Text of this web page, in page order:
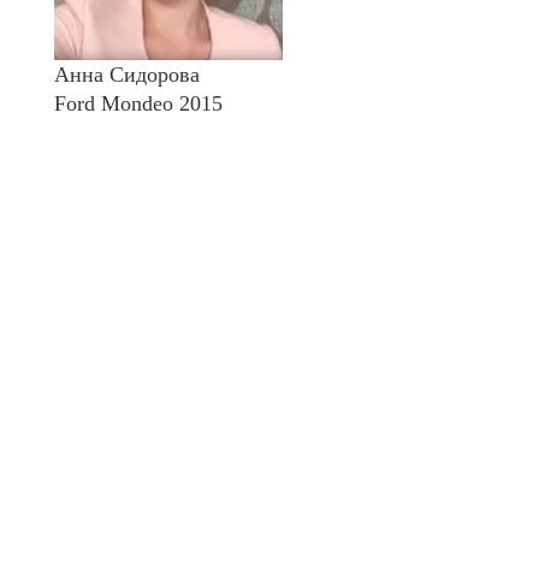
Анна Сидорова
Ford Mondeo 2015